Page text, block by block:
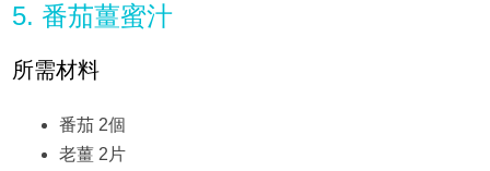
5. 番茄薑蜜汁
所需材料
番茄 2個
老薑 2片